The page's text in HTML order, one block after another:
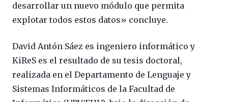
desarrollar un nuevo módulo que permita
explotar todos estos datos» concluye.
David Antón Sáez es ingeniero informático y
KiReS es el resultado de su tesis doctoral,
realizada en el Departamento de Lenguaje y
Sistemas Informáticos de la Facultad de